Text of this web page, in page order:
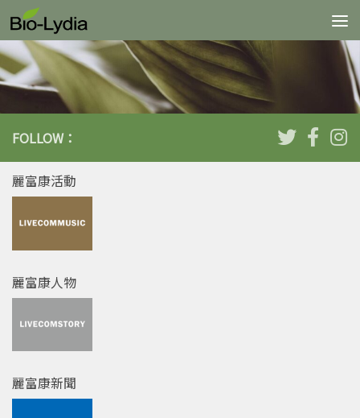
Skip to content
FOLLOW：
麗富康活動
麗富康人物
麗富康新聞